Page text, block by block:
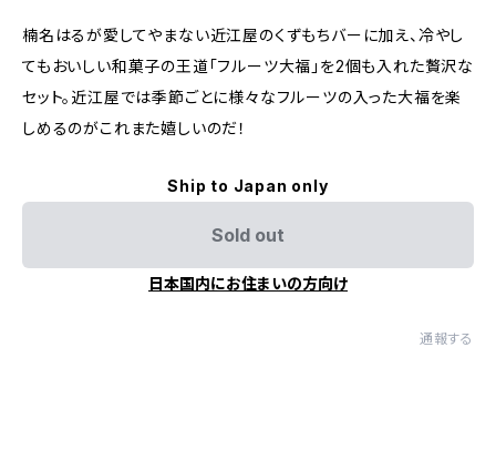
楠名はるが愛してやまない近江屋のくずもちバーに加え、冷やし
てもおいしい和菓子の王道「フルーツ大福」を2個も入れた贅沢な
セット。近江屋では季節ごとに様々なフルーツの入った大福を楽
しめるのがこれまた嬉しいのだ！
Ship to Japan only
Sold out
日本国内にお住まいの方向け
通報する